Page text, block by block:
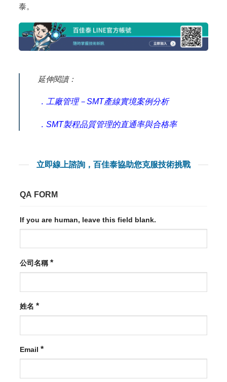
泰。
延伸閱讀：
．工廠管理－SMT產線實境案例分析
．SMT製程品質管理的直通率與合格率
立即線上諮詢，百佳泰協助您克服技術挑戰
QA FORM
If you are human, leave this field blank.
公司名稱*
姓名*
Email*